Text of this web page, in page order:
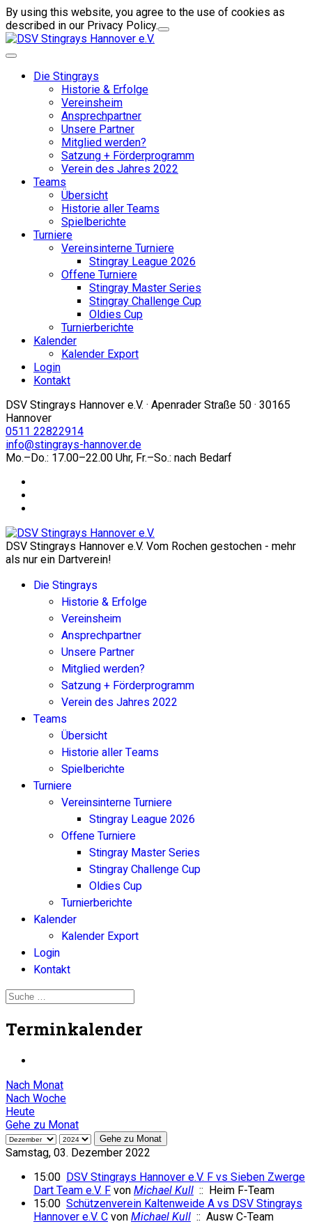
By using this website, you agree to the use of cookies as
described in our Privacy Policy.
Die Stingrays
Historie & Erfolge
Vereinsheim
Ansprechpartner
Unsere Partner
Mitglied werden?
Satzung + Förderprogramm
Verein des Jahres 2022
Teams
Übersicht
Historie aller Teams
Spielberichte
Turniere
Vereinsinterne Turniere
Stingray League 2026
Offene Turniere
Stingray Master Series
Stingray Challenge Cup
Oldies Cup
Turnierberichte
Kalender
Kalender Export
Login
Kontakt
DSV Stingrays Hannover e.V. · Apenrader Straße 50 · 30165
Hannover
0511 22822914
info@stingrays-hannover.de
Mo.–Do.: 17.00–22.00 Uhr, Fr.–So.: nach Bedarf
DSV Stingrays Hannover e.V. Vom Rochen gestochen - mehr
als nur ein Dartverein!
Die Stingrays
Historie & Erfolge
Vereinsheim
Ansprechpartner
Unsere Partner
Mitglied werden?
Satzung + Förderprogramm
Verein des Jahres 2022
Teams
Übersicht
Historie aller Teams
Spielberichte
Turniere
Vereinsinterne Turniere
Stingray League 2026
Offene Turniere
Stingray Master Series
Stingray Challenge Cup
Oldies Cup
Turnierberichte
Kalender
Kalender Export
Login
Kontakt
Terminkalender
Nach Monat
Nach Woche
Heute
Gehe zu Monat
Gehe zu Monat
Samstag, 03. Dezember 2022
15:00 DSV Stingrays Hannover e.V. F vs Sieben Zwerge
Dart Team e.V. F von Michael Kull :: Heim F-Team
15:00 Schützenverein Kaltenweide A vs DSV Stingrays
Hannover e.V. C von Michael Kull :: Ausw C-Team